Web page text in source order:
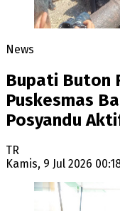
News
Bupati Buton
Puskesmas
Posyandu
TR
Kamis, 9 Jul 2026